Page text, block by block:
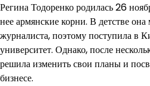
Регина Тодоренко родилась 26
нее армянские корни. В детстве она
журналиста, поэтому поступила в
университет. Однако, после
решила изменить свои планы и
бизнесе.